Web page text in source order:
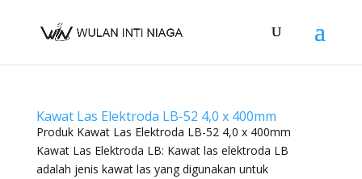
Kawat Las Elektroda LB-52 4,0 x 400mm
Produk Kawat Las Elektroda LB-52 4,0 x 400mm
Kawat Las Elektroda LB: Kawat las elektroda LB
adalah jenis kawat las yang digunakan untuk